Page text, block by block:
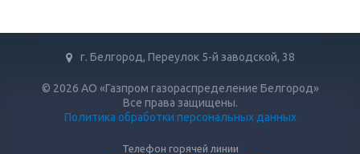
г. Белгород, Переулок 5-й заводской, 38
© 2026 АО «Газпром газораспределение Белгород»
Все права защищены.
Политика обработки персональных данных
Телефон горячей линии